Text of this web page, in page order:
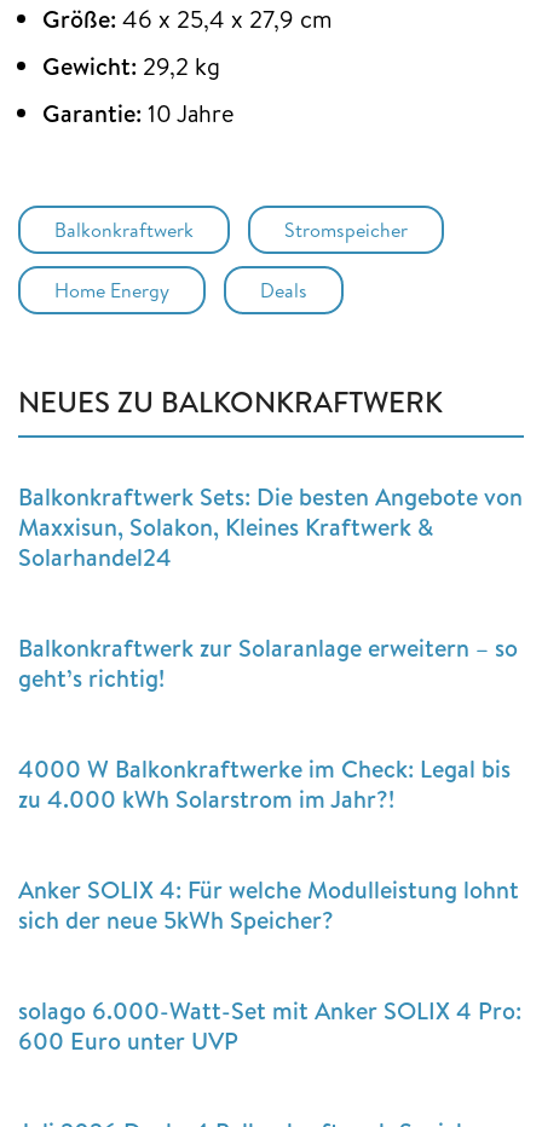
Größe: 46 x 25,4 x 27,9 cm
Gewicht: 29,2 kg
Garantie: 10 Jahre
Balkonkraftwerk Stromspeicher
Home Energy Deals
NEUES ZU BALKONKRAFTWERK
Balkonkraftwerk Sets: Die besten Angebote von
Maxxisun, Solakon, Kleines Kraftwerk &
Solarhandel24
Balkonkraftwerk zur Solaranlage erweitern – so
geht’s richtig!
4000 W Balkonkraftwerke im Check: Legal bis
zu 4.000 kWh Solarstrom im Jahr?!
Anker SOLIX 4: Für welche Modulleistung lohnt
sich der neue 5kWh Speicher?
solago 6.000-Watt-Set mit Anker SOLIX 4 Pro:
600 Euro unter UVP